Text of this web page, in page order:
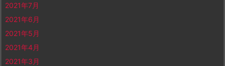
2021年7月
2021年6月
2021年5月
2021年4月
2021年3月